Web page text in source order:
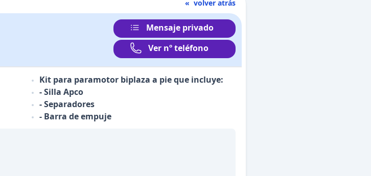
« volver atrás
Mensaje privado
Ver nº teléfono
Kit para paramotor biplaza a pie que incluye:
- Silla Apco
- Separadores
- Barra de empuje